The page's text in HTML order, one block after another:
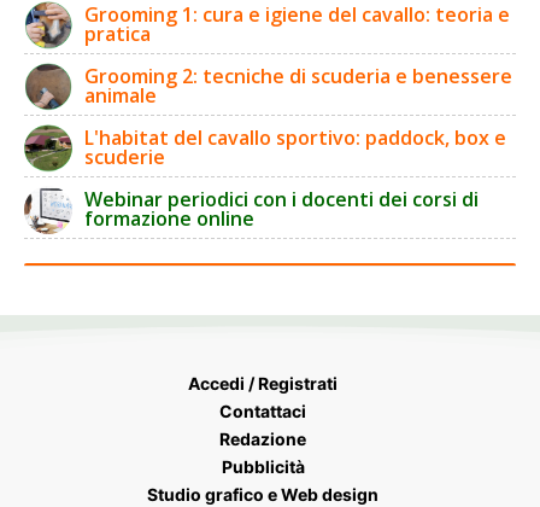
Grooming 1: cura e igiene del cavallo: teoria e
pratica
Grooming 2: tecniche di scuderia e benessere
animale
L'habitat del cavallo sportivo: paddock, box e
scuderie
Webinar periodici con i docenti dei corsi di
formazione online
Accedi / Registrati
Contattaci
Redazione
Pubblicità
Studio grafico e Web design